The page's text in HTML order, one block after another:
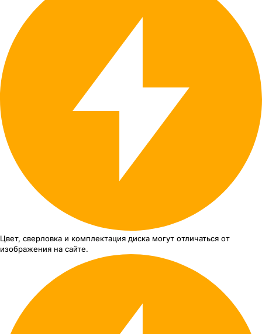
Цвет, сверловка и комплектация диска могут отличаться от
изображения на сайте.